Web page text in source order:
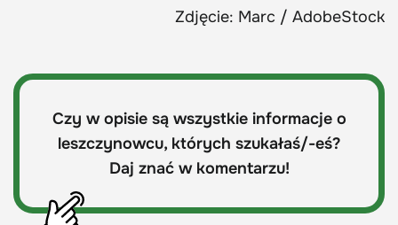
Zdjęcie: Marc / AdobeStock
Czy w opisie są wszystkie informacje o
leszczynowcu, których szukałaś/-eś?
Daj znać w komentarzu!